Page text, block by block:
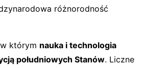
różnorodność
którym nauka i technologia
południowych Stanów. Liczne